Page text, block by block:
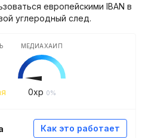
европейскими IBAN в
углеродный след.
0xp 0%
МЕДИАХАЙП
Как это работает